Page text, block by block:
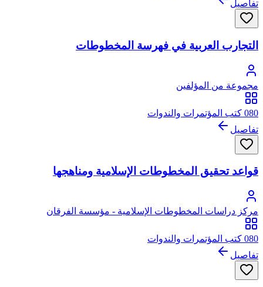
تفاصيل
التجارب العربية في فهرسة المخطوطات
مجموعة من المؤلفين
080 كتب المؤتمرات والندوات
تفاصيل
قواعد تحقيق المخطوطات الإسلامية ومناهجها
مركز دراسات المخطوطات الإسلامية - مؤسسة الفرقان
080 كتب المؤتمرات والندوات
تفاصيل